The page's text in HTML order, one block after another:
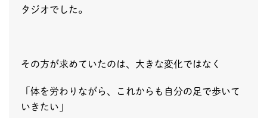
タジオでした。
その方が求めていたのは、大きな変化ではなく
「体を労わりながら、これからも自分の足で歩いて
いきたい」